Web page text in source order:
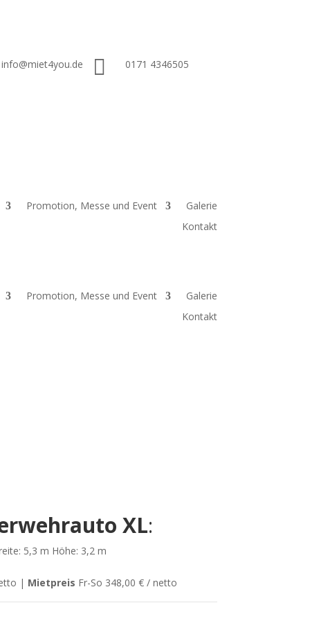
info@miet4you.de  0171 4346505
Promotion, Messe und Event
Galerie
Kontakt
Promotion, Messe und Event
Galerie
Kontakt
XL:
5,3 m Höhe: 3,2 m
| Mietpreis Fr-So 348,00 € / netto